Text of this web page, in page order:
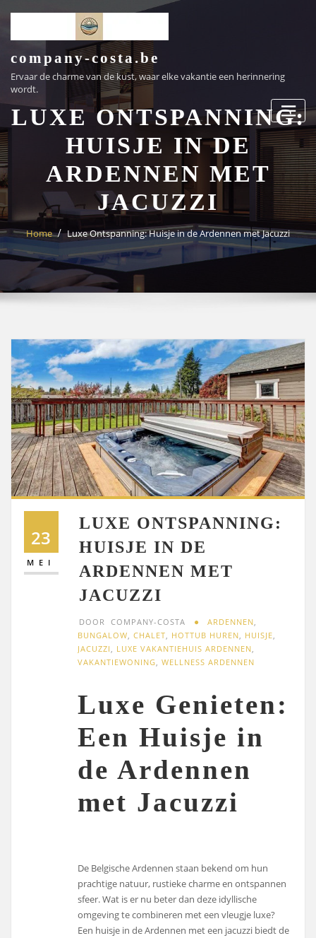
inhoud
company-costa.be
Ervaar de charme van de kust, waar elke vakantie een herinnering
wordt.
LUXE ONTSPANNING:
HUISJE IN DE
ARDENNEN MET
JACUZZI
Home Luxe Ontspanning: Huisje in de Ardennen met Jacuzzi
23
MEI
LUXE ONTSPANNING:
HUISJE IN DE
ARDENNEN MET
JACUZZI
DOOR COMPANY-COSTA ARDENNEN,
BUNGALOW,CHALET, HOTTUB HUREN, HUISJE,
JACUZZI , LUXE VAKANTIEHUIS ARDENNEN,
VAKANTIEWONING,WELLNESS ARDENNEN
Luxe Genieten:
Een Huisje in
de Ardennen
met Jacuzzi
De Belgische Ardennen staan bekend om hun
prachtige natuur, rustieke charme en ontspannen
sfeer. Wat is er nu beter dan deze idyllische
omgeving te combineren met een vleugje luxe?
Een huisje in de Ardennen met een jacuzzi biedt de